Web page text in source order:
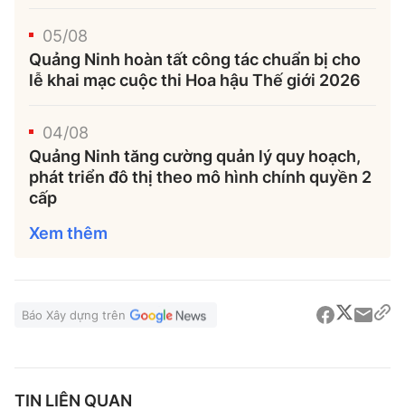
05/08
Quảng Ninh hoàn tất công tác chuẩn bị cho
lễ khai mạc cuộc thi Hoa hậu Thế giới 2026
04/08
Quảng Ninh tăng cường quản lý quy hoạch,
phát triển đô thị theo mô hình chính quyền 2
cấp
Xem thêm
Báo Xây dựng trên
TIN LIÊN QUAN